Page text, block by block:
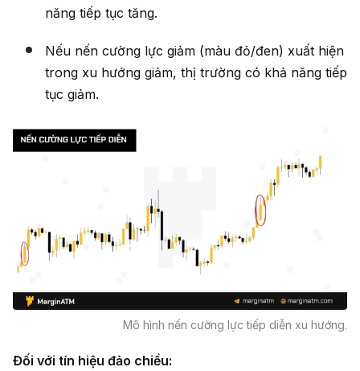
năng tiếp tục tăng.
Nếu nến cường lực giảm (màu đỏ/đen) xuất hiện
trong xu hướng giảm, thị trường có khả năng tiếp
tục giảm.
Mô hình nến cường lực tiếp diễn xu hướng.
Đối với tín hiệu đảo chiều: